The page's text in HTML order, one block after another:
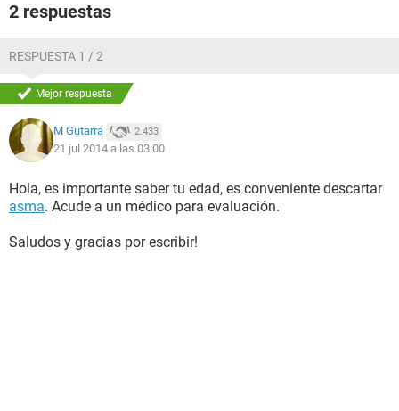
2 respuestas
RESPUESTA 1 / 2
Mejor respuesta
M Gutarra 2.433
21 jul 2014 a las 03:00
Hola, es importante saber tu edad, es conveniente descartar
asma. Acude a un médico para evaluación.
Saludos y gracias por escribir!